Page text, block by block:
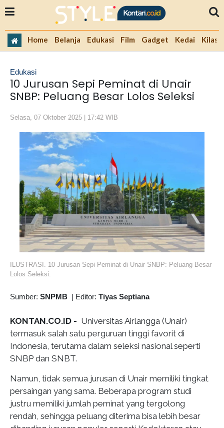
Home Belanja Edukasi Film Gadget Kedai Kilas
Edukasi
10 Jurusan Sepi Peminat di Unair
SNBP: Peluang Besar Lolos Seleksi
Selasa, 07 Oktober 2025 | 17:42 WIB
ILUSTRASI. 10 Jurusan Sepi Peminat di Unair SNBP: Peluang Besar
Lolos Seleksi.
Sumber: SNPMB | Editor: Tiyas Septiana
KONTAN.CO.ID - Universitas Airlangga (Unair)
termasuk salah satu perguruan tinggi favorit di
Indonesia, terutama dalam seleksi nasional seperti
SNBP dan SNBT.
Namun, tidak semua jurusan di Unair memiliki tingkat
persaingan yang sama. Beberapa program studi
justru memiliki jumlah peminat yang tergolong
rendah, sehingga peluang diterima bisa lebih besar